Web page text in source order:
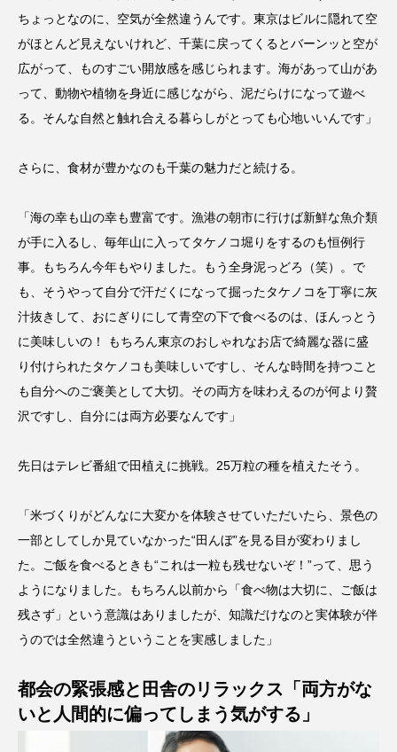
ちょっとなのに、空気が全然違うんです。東京はビルに隠れて空
がほとんど見えないけれど、千葉に戻ってくるとバーンッと空が
広がって、ものすごい開放感を感じられます。海があって山があ
って、動物や植物を身近に感じながら、泥だらけになって遊べ
る。そんな自然と触れ合える暮らしがとっても心地いいんです」
さらに、食材が豊かなのも千葉の魅力だと続ける。
「海の幸も山の幸も豊富です。漁港の朝市に行けば新鮮な魚介類
が手に入るし、毎年山に入ってタケノコ堀りをするのも恒例行
事。もちろん今年もやりました。もう全身泥っどろ（笑）。で
も、そうやって自分で汗だくになって掘ったタケノコを丁寧に灰
汁抜きして、おにぎりにして青空の下で食べるのは、ほんっとう
に美味しいの！ もちろん東京のおしゃれなお店で綺麗な器に盛
り付けられたタケノコも美味しいですし、そんな時間を持つこと
も自分へのご褒美として大切。その両方を味わえるのが何より贅
沢ですし、自分には両方必要なんです」
先日はテレビ番組で田植えに挑戦。25万粒の種を植えたそう。
「米づくりがどんなに大変かを体験させていただいたら、景色の
一部としてしか見ていなかった“田んぼ”を見る目が変わりまし
た。ご飯を食べるときも“これは一粒も残せないぞ！”って、思う
ようになりました。もちろん以前から「食べ物は大切に、ご飯は
残さず」という意識はありましたが、知識だけなのと実体験が伴
うのでは全然違うということを実感しました」
都会の緊張感と田舎のリラックス「両方がな
いと人間的に偏ってしまう気がする」